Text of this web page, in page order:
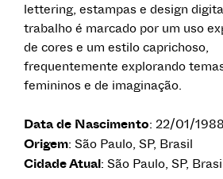
lettering, estampas e design
trabalho é marcado por um uso
de cores e um estilo caprichoso,
frequentemente explorando
femininos e de imaginação.
Data de Nascimento: 22/01/1988
Origem: São Paulo, SP, Brasil
Cidade Atual: São Paulo, SP,